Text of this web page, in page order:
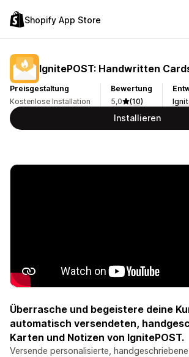
Shopify App Store
IgnitePOST: Handwritten
Preisgestaltung
Kostenlose Installation
Bewertung
5,0
(10)
Installieren
Überrasche und begeistere deine
automatisch versendeten,
Karten und Notizen von IgnitePOST.
Versende personalisierte,